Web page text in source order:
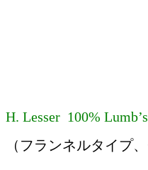
H. Lesser 100%
（フランネルタイプ